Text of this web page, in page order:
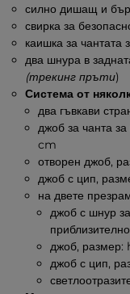
силно дишащ и
свирка за
каишка за чантата
два шнура в
(трекинг пръти)
Система от
два гъвкави
джоб за чанта
cm
отворен джоб,
джоб с цип,
на двете
джоб с шнур
джоб, размер:
джоб с цип,